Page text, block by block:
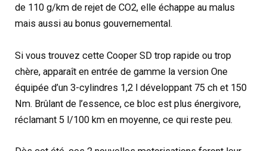
de 110 g/km de rejet de CO2, elle échappe au malus
mais aussi au bonus gouvernemental.
Si vous trouvez cette Cooper SD trop rapide ou trop
chère, apparaît en entrée de gamme la version One
équipée d’un 3-cylindres 1,2 l développant 75 ch et 150
Nm. Brûlant de l’essence, ce bloc est plus énergivore,
réclamant 5 l/100 km en moyenne, ce qui reste peu.